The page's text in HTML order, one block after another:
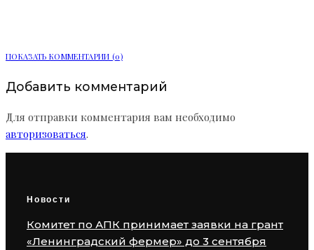
ПОКАЗАТЬ КОММЕНТАРИИ (0)
Добавить комментарий
Для отправки комментария вам необходимо
авторизоваться.
Новости
Комитет по АПК принимает заявки на грант
«Ленинградский фермер» до 3 сентября